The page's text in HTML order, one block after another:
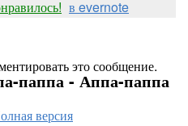
в evernote
это сообщение.
паппа - Аппа-паппа
версия